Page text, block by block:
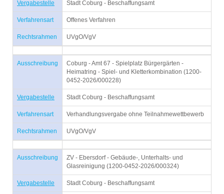
Vergabestelle Stadt Coburg - Beschaffungsamt
Verfahrensart Offenes Verfahren
Rechtsrahmen UVgO/VgV
Ausschreibung
Coburg - Amt 67 - Spielplatz Bürgergärten -
Heimatring - Spiel- und Kletterkombination (1200-
0452-2026/000228)
Vergabestelle Stadt Coburg - Beschaffungsamt
Verfahrensart Verhandlungsvergabe ohne Teilnahmewettbewerb
Rechtsrahmen UVgO/VgV
Ausschreibung
ZV - Ebersdorf - Gebäude-, Unterhalts- und
Glasreinigung (1200-0452-2026/000324)
Vergabestelle Stadt Coburg - Beschaffungsamt